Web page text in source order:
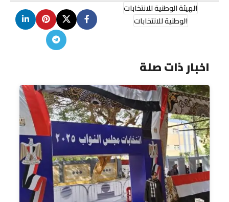
الهيئة الوطنية للانتخابات
الوطنية للانتخابات
اخبار ذات صلة